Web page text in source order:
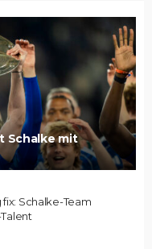
Schalke mit
Schalke-Team